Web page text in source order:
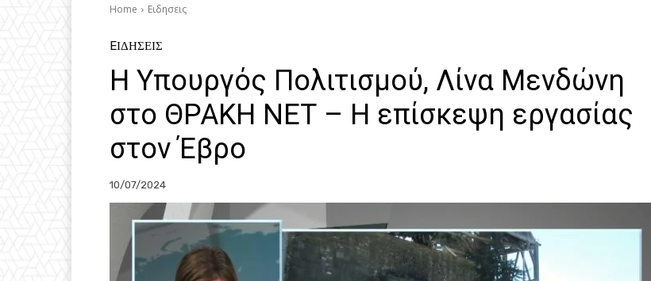
Home Eιδησεις
EΙΔΗΣΕΙΣ
Η Υπουργός Πολιτισμού, Λίνα Μενδώνη
στο ΘΡΑΚΗ ΝΕΤ – Η επίσκεψη εργασίας
στον Έβρο
10/07/2024